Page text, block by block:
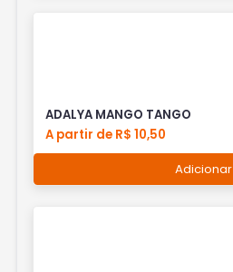
ADALYA MANGO TANGO
A partir de R$ 10,50
Adicionar